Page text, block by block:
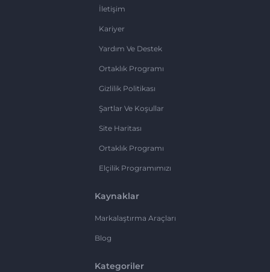
İletişim
Kariyer
Yardım Ve Destek
Ortaklık Programı
Gizlilik Politikası
Şartlar Ve Koşullar
Site Haritası
Ortaklık Programı
Elçilik Programımızı
Kaynaklar
Markalaştırma Araçları
Blog
Kategoriler